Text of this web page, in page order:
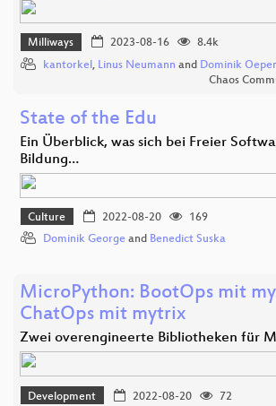
Milliways 2023-08-16
8.4k
kantorkel, Linus Neumann and Dominik
Chaos
State of the Edu
Ein Überblick, was sich bei Freier
Bildung…
Culture 2022-08-20
169
Dominik George and Benedict Suska
MicroPython: BootOps mit
ChatOps mit mytrix
Zwei overengineerte Bibliotheken für
Development 2022-08-20
72